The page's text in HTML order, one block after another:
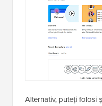
Alternativ, puteți folosi